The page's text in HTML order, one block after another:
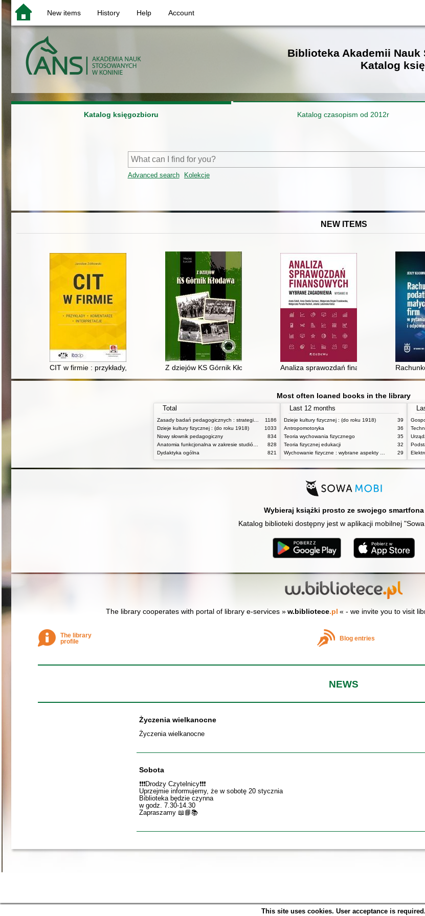
New items History Help Account
Biblioteka Akademii
Katalog
Katalog księgozbioru Katalog czasopism od 2012r
Advanced search Kolekcje
NEW ITEMS
CIT w firmie : przykłady, komentarze, interpretacje : (z suplementem elektronicznym)
Z dziejów KS Górnik Kłodawa Analiza sprawozdań finansowych : wybrane
Most often loaned books in the library
Total
1186
Dzieje kultury fizycznej : (do roku 1918)
1033
Nowy słownik pedagogiczny
834
828
Dydaktyka ogólna
821
Last 12 months
Dzieje kultury fizycznej : (do roku 1918)
39
Antropomotoryka
36
Teoria wychowania fizycznego
35
Teoria fizycznej edukacji
32
29
Wybieraj książki prosto ze swojego smartfona
Katalog biblioteki dostępny jest w aplikacji mobilnej "Sowa
The library cooperates with portal of library e-services » w.bibliotece.pl « - we invite you to visit
The library
profile
Blog entries
NEWS
Życzenia wielkanocne
Życzenia wielkanocne
Sobota
❗️❗️❗️Drodzy Czytelnicy❗️❗️❗️
Uprzejmie informujemy, że w sobotę 20 stycznia
Biblioteka będzie czynna
w godz. 7.30-14.30
Zapraszamy 📖📘📚
SOWA OPAC v. 6.11.10 (2026-07-24)
This site uses cookies. User acceptance is required.